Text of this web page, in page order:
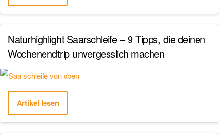
Naturhighlight Saarschleife – 9 Tipps, die deinen
Wochenendtrip unvergesslich machen
Artikel lesen